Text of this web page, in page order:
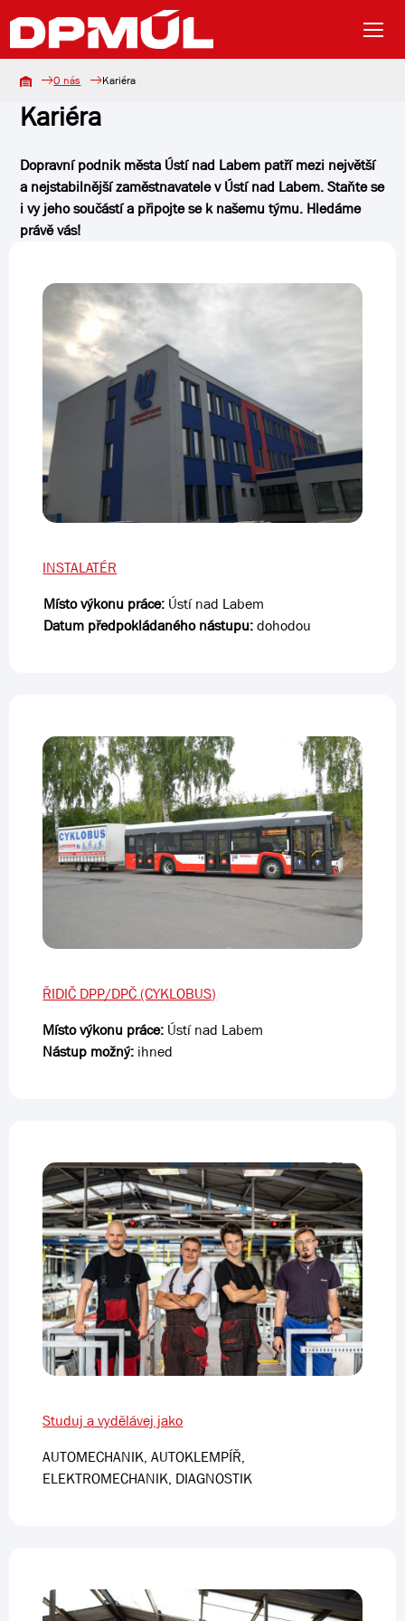
O nás Kariéra
Kariéra
Dopravní podnik města Ústí nad Labem patří mezi největší
a nejstabilnější zaměstnavatele v Ústí nad Labem. Staňte se
i vy jeho součástí a připojte se k našemu týmu. Hledáme
právě vás!
INSTALATÉR
Místo výkonu práce: Ústí nad Labem
Datum předpokládaného nástupu:dohodou
ŘIDIČ DPP/DPČ (CYKLOBUS)
Místo výkonu práce: Ústí nad Labem
Nástup možný: ihned
Studuj a vydělávej jako
AUTOMECHANIK, AUTOKLEMPÍŘ,
ELEKTROMECHANIK, DIAGNOSTIK